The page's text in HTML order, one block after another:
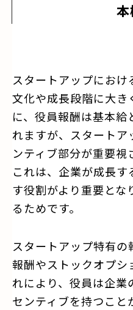
本
スタートアップにお
文化や成長段階に大き
に、役員報酬は基本
れますが、スタートア
ンティブ部分が重要視
これは、企業が成長
す役割がより重要とな
るためです。
スタートアップ特有
報酬やストックオプシ
れにより、役員は企業
センティブを持つこと